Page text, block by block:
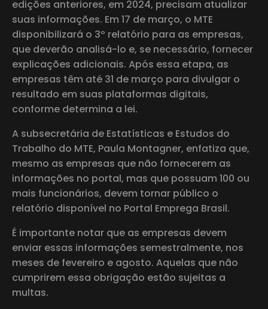
edições anteriores, em 2024, precisam atualizar
suas informações. Em 17 de março, o MTE
disponibilizará o 3º relatório para as empresas,
que deverão analisá-lo e, se necessário, fornecer
explicações adicionais. Após essa etapa, as
empresas têm até 31 de março para divulgar o
resultado em suas plataformas digitais,
conforme determina a lei.
A subsecretária de Estatísticas e Estudos do
Trabalho do MTE, Paula Montagner, enfatiza que,
mesmo as empresas que não fornecerem as
informações no portal, mas que possuam 100 ou
mais funcionários, devem tornar público o
relatório disponível no Portal Emprega Brasil.
É importante notar que as empresas devem
enviar essas informações semestralmente, nos
meses de fevereiro e agosto. Aquelas que não
cumprirem essa obrigação estão sujeitas a
multas.